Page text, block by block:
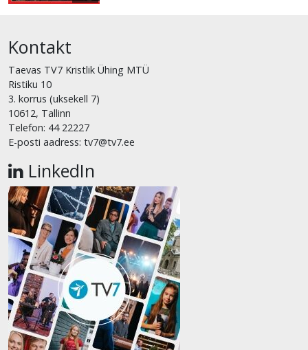
Kontakt
Taevas TV7 Kristlik Ühing MTÜ
Ristiku 10
3. korrus (uksekell 7)
10612, Tallinn
Telefon: 44 22227
E-posti aadress: tv7@tv7.ee
LinkedIn